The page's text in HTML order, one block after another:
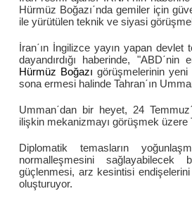
Hürmüz Boğazı΄nda gemiler için
ile yürütülen teknik ve siyasi
İran΄ın İngilizce yayın yapan
dayandırdığı haberinde,
Hürmüz Boğazı görüşmelerinin yeni
sona ermesi halinde Tahran΄ın
Umman΄dan bir heyet, 24
ilişkin mekanizmayı görüşmek üzere
Diplomatik temasların
normalleşmesini sağlayabilecek
güçlenmesi, arz kesintisi
oluşturuyor.